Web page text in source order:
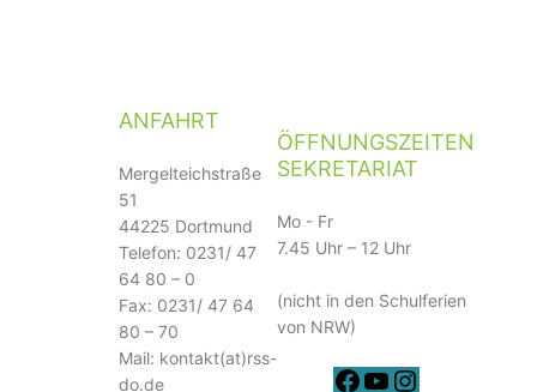
ANFAHRT
Mergelteichstraße
51
44225 Dortmund
Telefon: 0231/ 47
64 80 – 0
Fax: 0231/ 47 64
80 – 70
Mail: kontakt(at)rss-
do.de
ÖFFNUNGSZEITEN
SEKRETARIAT
Mo - Fr
7.45 Uhr – 12 Uhr
(nicht in den Schulferien
von NRW)
Facebook
YouTube